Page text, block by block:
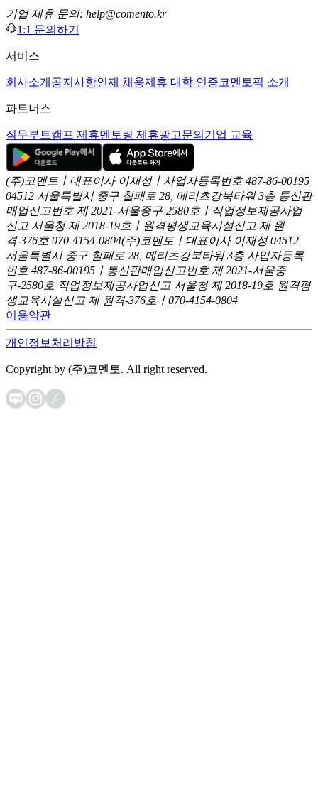
기업 제휴 문의: help@comento.kr
1:1 문의하기
서비스
회사소개 공지사항인재 채용제휴 대학 인증코멘토픽 소개
파트너스
직무부트캠프 제휴멘토링 제휴광고문의 기업 교육
(주)코멘토ㅣ대표이사 이재성ㅣ사업자등록번호 487-86-00195
04512 서울특별시 중구 칠패로 28, 메리츠강북타워 3층 통신판
매업신고번호 제 2021-서울중구-2580호ㅣ직업정보제공사업
신고 서울청 제 2018-19호ㅣ원격평생교육시설신고 제 원
격-376호 070-4154-0804(주)코멘토ㅣ대표이사 이재성 04512
서울특별시 중구 칠패로 28, 메리츠강북타워 3층 사업자등록
번호 487-86-00195ㅣ통신판매업신고번호 제 2021-서울중
구-2580호 직업정보제공사업신고 서울청 제 2018-19호 원격평
생교육시설신고 제 원격-376호ㅣ070-4154-0804
이용약관
개인정보처리방침
Copyright by (주)코멘토. All right reserved.